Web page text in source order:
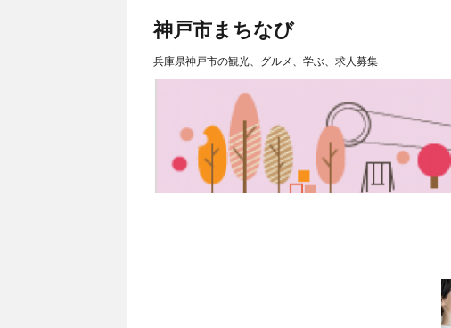
神戸市まちなび
兵庫県神戸市の観光、グルメ、学ぶ、求人募集